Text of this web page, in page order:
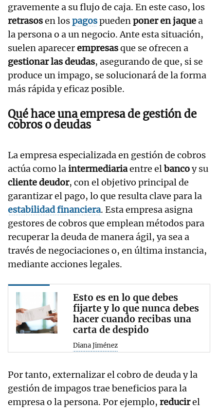
gravemente a su flujo de caja. En este caso, los
retrasosen lospagospuedenponer en jaquea
la persona o a un negocio. Ante esta situación,
suelen aparecerempresasque se ofrecen a
gestionar las deudas, asegurando de que, si se
produce un impago, se solucionará de la forma
más rápida y eficaz posible.
Qué hace una empresa de gestión de
cobros o deudas
La empresa especializada en gestión de cobros
actúa como laintermediariaentre elbancoy su
cliente deudor, con el objetivo principal de
garantizar el pago, lo que resulta clave para la
estabilidad financiera. Esta empresa asigna
gestores de cobros que emplean métodos para
recuperar la deuda de manera ágil, ya sea a
través de negociaciones o, en última instancia,
mediante acciones legales.
Esto es en lo que debes
fijarte y lo que nunca debes
hacer cuando recibas una
carta de despido
Diana Jiménez
Por tanto, externalizar el cobro de deuda y la
gestión de impagos trae beneficios para la
empresa o la persona. Por ejemplo, reducirel